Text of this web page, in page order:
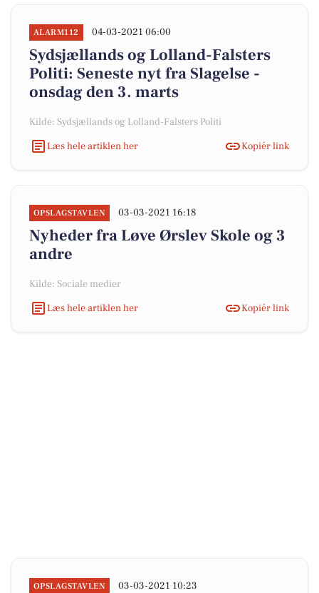
ALARM112 04-03-2021 06:00
Sydsjællands og Lolland-Falsters
Politi: Seneste nyt fra Slagelse -
onsdag den 3. marts
Kilde: Sydsjællands og Lolland-Falsters Politi
Læs hele artiklen her
Kopiér link
OPSLAGSTAVLEN 03-03-2021 16:18
Nyheder fra Løve Ørslev Skole og 3
andre
Kilde: Sociale medier
Læs hele artiklen her
Kopiér link
OPSLAGSTAVLEN 03-03-2021 10:23